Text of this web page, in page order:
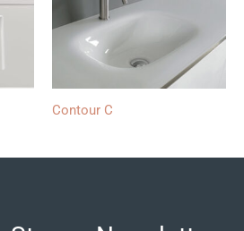
Contour C